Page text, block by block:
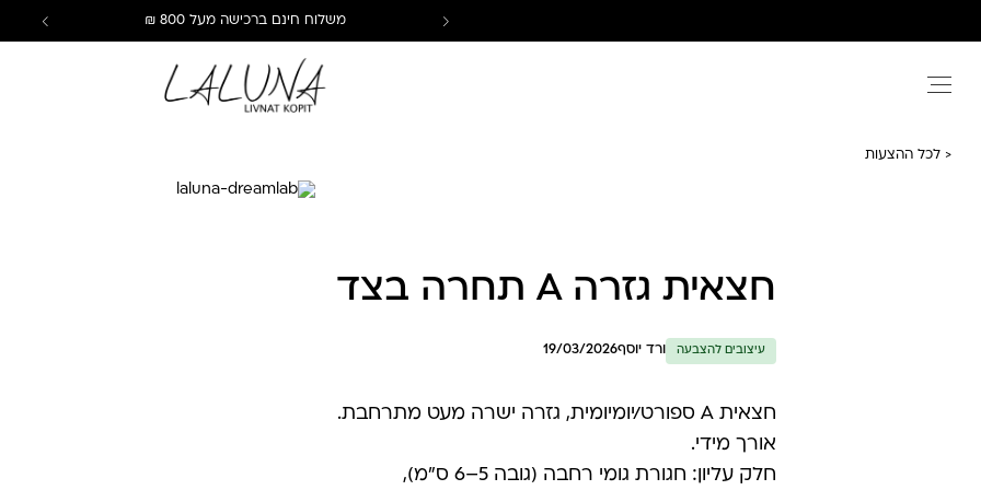
משלוח חינם ברכישה מעל 800 ₪
< לכל ההצעות
חצאית גזרה A תחרה בצד
עיצובים להצבעה ורד יוסף19/03/2026
חצאית A ספורט/יומיומית, גזרה ישרה מעט מתרחבת.
אורך מידי.
חלק עליון: חגורת גומי רחבה (גובה 5–6 ס”מ),